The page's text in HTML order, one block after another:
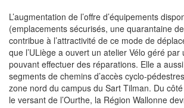
L’augmentation de l’offre d’équipements
(emplacements sécurisés, une quarantaine
contribue à l’attractivité de ce mode de
que l’ULiège a ouvert un atelier Vélo géré
pouvant effectuer des réparations. Elle a
segments de chemins d’accès cyclo-
zone nord du campus du Sart Tilman. Du
le versant de l’Ourthe, la Région Wallonne